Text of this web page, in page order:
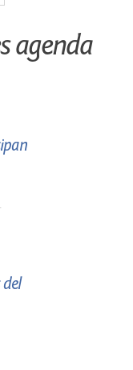
agenda
del